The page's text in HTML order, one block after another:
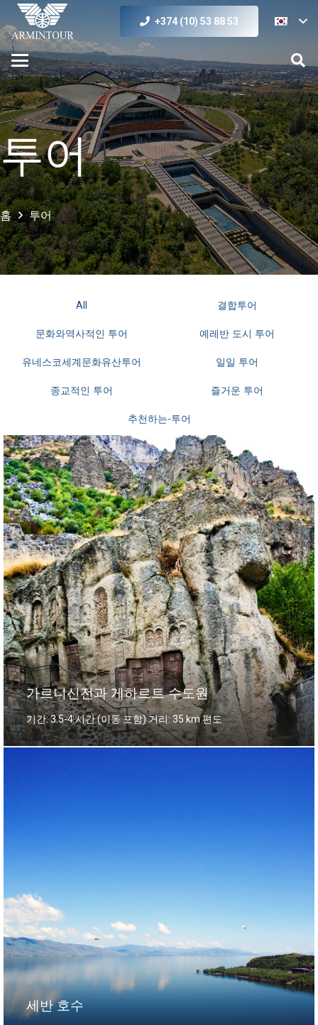
+374 (10) 53 88 53
투어
홈 투어
All 결합투어
문화와역사적인 투어 예레반 도시 투어
유네스코세계문화유산투어 일일 투어
종교적인 투어 즐거운 투어
추천하는-투어
가르니신전과 게하르트 수도원
기간: 3.5-4 시간 (이동 포함) 거리: 35 km 편도
세반 호수